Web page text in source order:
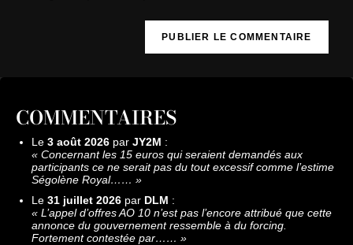
COMMENTAIRES
Le 3 août 2026 par JY2M :
« Concernant les 15 euros qui seraient demandés aux
participants ce ne serait pas du tout excessif comme l’estime
Ségolène Royal…… »
Le 31 juillet 2026 par DLM :
« L’appel d’offres AO 10 n’est pas l’encore attribué que cette
annonce du gouvernement ressemble à du forcing.
Fortement contestée par…… »